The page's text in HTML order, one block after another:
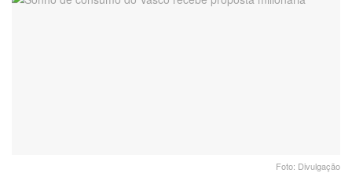
Foto: Divulgação